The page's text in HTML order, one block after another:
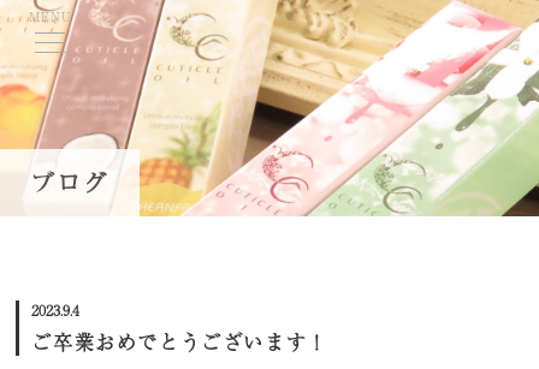
ブログ
MENU
TOP
当学院について
学費・募集要項
2023.9.4
ご卒業おめでとうございます！